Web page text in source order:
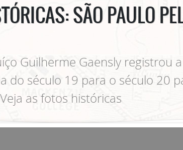
SÃO PAULO
Guilherme Gaensly registrou
do século 19 para o século 20
as fotos históricas